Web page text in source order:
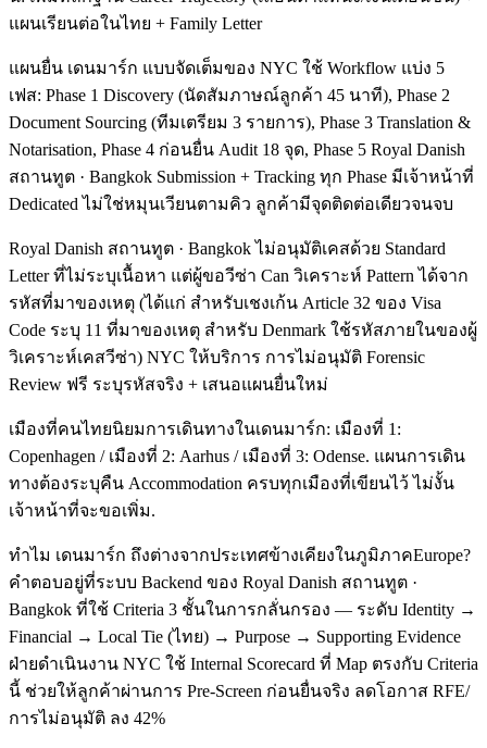
แผนเรียนต่อในไทย + Family Letter
แผนยื่น เดนมาร์ก แบบจัดเต็มของ NYC ใช้ Workflow แบ่ง 5
เฟส: Phase 1 Discovery (นัดสัมภาษณ์ลูกค้า 45 นาที), Phase 2
Document Sourcing (ทีมเตรียม 3 รายการ), Phase 3 Translation &
Notarisation, Phase 4 ก่อนยื่น Audit 18 จุด, Phase 5 Royal Danish
สถานทูต · Bangkok Submission + Tracking ทุก Phase มีเจ้าหน้าที่
Dedicated ไม่ใช่หมุนเวียนตามคิว ลูกค้ามีจุดติดต่อเดียวจนจบ
Royal Danish สถานทูต · Bangkok ไม่อนุมัติเคสด้วย Standard
Letter ที่ไม่ระบุเนื้อหา แต่ผู้ขอวีซ่า Can วิเคราะห์ Pattern ได้จาก
รหัสที่มาของเหตุ (ได้แก่ สำหรับเชงเก้น Article 32 ของ Visa
Code ระบุ 11 ที่มาของเหตุ สำหรับ Denmark ใช้รหัสภายในของผู้
วิเคราะห์เคสวีซ่า) NYC ให้บริการ การไม่อนุมัติ Forensic
Review ฟรี ระบุรหัสจริง + เสนอแผนยื่นใหม่
เมืองที่คนไทยนิยมการเดินทางในเดนมาร์ก: เมืองที่ 1:
Copenhagen / เมืองที่ 2: Aarhus / เมืองที่ 3: Odense. แผนการเดิน
ทางต้องระบุคืน Accommodation ครบทุกเมืองที่เขียนไว้ ไม่งั้น
เจ้าหน้าที่จะขอเพิ่ม.
ทำไม เดนมาร์ก ถึงต่างจากประเทศข้างเคียงในภูมิภาคEurope?
คำตอบอยู่ที่ระบบ Backend ของ Royal Danish สถานทูต ·
Bangkok ที่ใช้ Criteria 3 ชั้นในการกลั่นกรอง — ระดับ Identity →
Financial → Local Tie (ไทย) → Purpose → Supporting Evidence
ฝ่ายดำเนินงาน NYC ใช้ Internal Scorecard ที่ Map ตรงกับ Criteria
นี้ ช่วยให้ลูกค้าผ่านการ Pre-Screen ก่อนยื่นจริง ลดโอกาส RFE/
การไม่อนุมัติ ลง 42%